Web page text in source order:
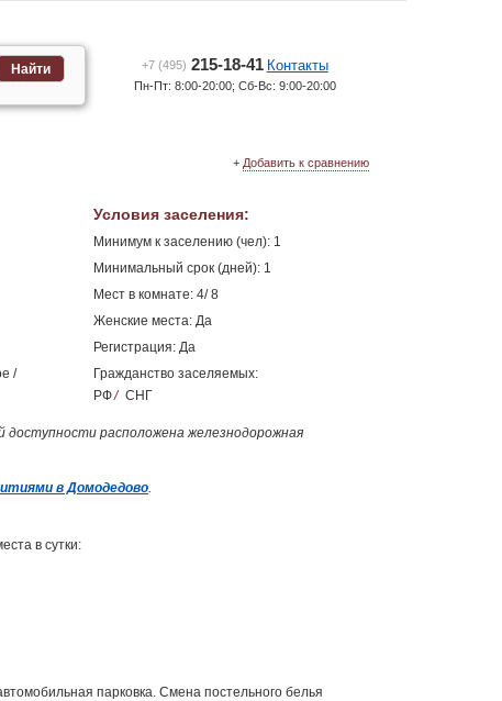
Найти +7 (495) 215-18-41 Контакты
Пн-Пт: 8:00-20:00; Сб-Вс: 9:00-20:00
+ Добавить к сравнению
/
Условия заселения:
Минимум к заселению (чел): 1
Минимальный срок (дней): 1
Мест в комнате: 4/ 8
Женские места: Да
Регистрация: Да
Гражданство заселяемых:
РФ/ СНГ
расположена железнодорожная
в Домодедово.
в сутки:
парковка. Смена постельного белья